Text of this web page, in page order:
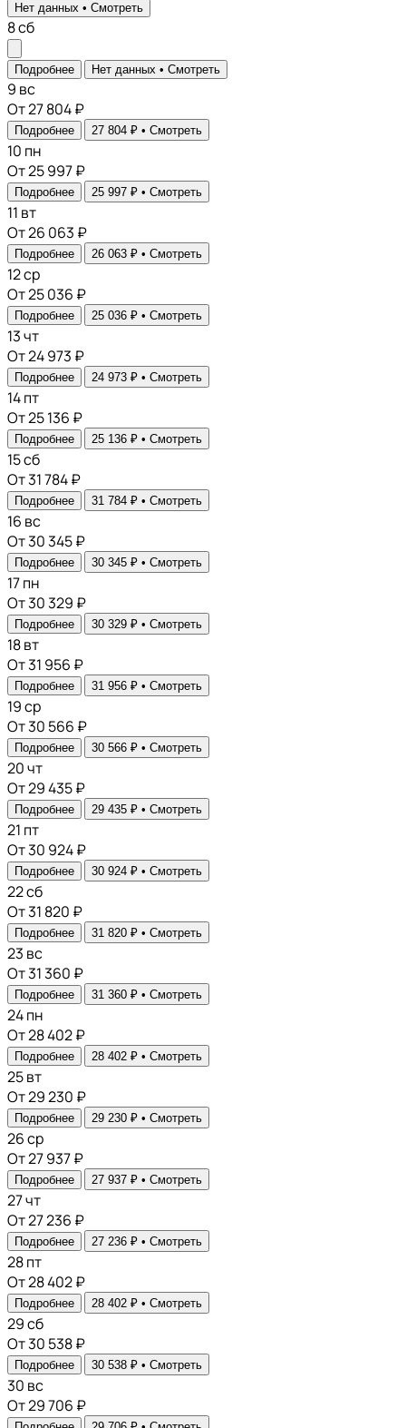
Нет данных • Смотреть
8сб
Подробнее Нет данных • Смотреть
9 вс
От 27 804 ₽
Подробнее 27 804 ₽ • Смотреть
10 пн
От 25 997 ₽
Подробнее 25 997 ₽ • Смотреть
11 вт
От 26 063 ₽
Подробнее 26 063 ₽ • Смотреть
12ср
От 25 036 ₽
Подробнее 25 036 ₽ • Смотреть
13чт
От 24 973 ₽
Подробнее 24 973 ₽ • Смотреть
14пт
От 25 136 ₽
Подробнее 25 136 ₽ • Смотреть
15сб
От 31 784 ₽
Подробнее 31 784 ₽ • Смотреть
16 вс
От 30 345 ₽
Подробнее 30 345 ₽ • Смотреть
17пн
От 30 329 ₽
Подробнее 30 329 ₽ • Смотреть
18вт
От 31 956 ₽
Подробнее 31 956 ₽ • Смотреть
19ср
От 30 566 ₽
Подробнее 30 566 ₽ • Смотреть
20чт
От 29 435 ₽
Подробнее 29 435 ₽ • Смотреть
21 пт
От 30 924 ₽
Подробнее 30 924 ₽ • Смотреть
22сб
От 31 820 ₽
Подробнее 31 820 ₽ • Смотреть
23 вс
От 31 360 ₽
Подробнее 31 360 ₽ • Смотреть
24пн
От 28 402 ₽
Подробнее 28 402 ₽ • Смотреть
25вт
От 29 230 ₽
Подробнее 29 230 ₽ • Смотреть
26ср
От 27 937 ₽
Подробнее 27 937 ₽ • Смотреть
27чт
От 27 236 ₽
Подробнее 27 236 ₽ • Смотреть
28пт
От 28 402 ₽
Подробнее 28 402 ₽ • Смотреть
29сб
От 30 538 ₽
Подробнее 30 538 ₽ • Смотреть
30 вс
От 29 706 ₽